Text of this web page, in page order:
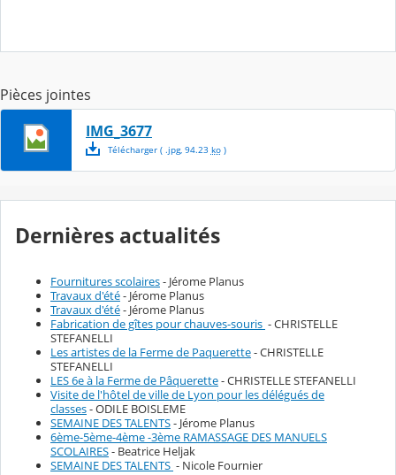
Pièces jointes
IMG_3677
Télécharger( .jpg, 94.23 ko)
Dernières actualités
Fournitures scolaires- Jérome Planus
Travaux d'été- Jérome Planus
Travaux d'été- Jérome Planus
Fabrication de gîtes pour chauves-souris - CHRISTELLE
STEFANELLI
Les artistes de la Ferme de Paquerette- CHRISTELLE
STEFANELLI
LES 6e à la Ferme de Pâquerette- CHRISTELLE STEFANELLI
Visite de l'hôtel de ville de Lyon pour les délégués de
classes- ODILE BOISLEME
SEMAINE DES TALENTS- Jérome Planus
6ème-5ème-4ème -3ème RAMASSAGE DES MANUELS
SCOLAIRES- Beatrice Heljak
SEMAINE DES TALENTS - Nicole Fournier